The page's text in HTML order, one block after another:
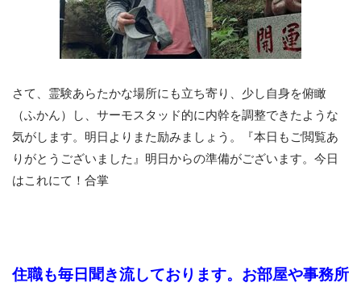
さて、霊験あらたかな場所にも立ち寄り、少し自身を俯瞰
（ふかん）し、サーモスタッド的に内幹を調整できたような
気がします。明日よりまた励みましょう。『本日もご閲覧あ
りがとうございました』明日からの準備がございます。今日
はこれにて！合掌
住職も毎日聞き流しております。お部屋や事務所